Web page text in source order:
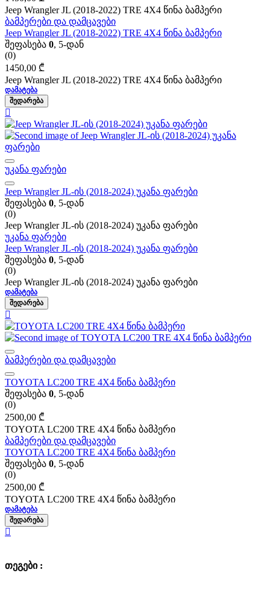
Jeep Wrangler JL (2018-2022) TRE 4X4 წინა ბამპერი
ბამპერები და დამცავები
Jeep Wrangler JL (2018-2022) TRE 4X4 წინა ბამპერი
შეფასება 0, 5-დან
(0)
1450,00 ₾
Jeep Wrangler JL (2018-2022) TRE 4X4 წინა ბამპერი
ᲓᲐᲛᲐᲢᲔᲑᲐ
ᲨᲔᲓᲐᲠᲔᲑᲐ
უკანა ფარები
Jeep Wrangler JL-ის (2018-2024) უკანა ფარები
შეფასება 0, 5-დან
(0)
Jeep Wrangler JL-ის (2018-2024) უკანა ფარები
უკანა ფარები
Jeep Wrangler JL-ის (2018-2024) უკანა ფარები
შეფასება 0, 5-დან
(0)
Jeep Wrangler JL-ის (2018-2024) უკანა ფარები
ᲓᲐᲛᲐᲢᲔᲑᲐ
ᲨᲔᲓᲐᲠᲔᲑᲐ
ბამპერები და დამცავები
TOYOTA LC200 TRE 4X4 წინა ბამპერი
შეფასება 0, 5-დან
(0)
2500,00 ₾
TOYOTA LC200 TRE 4X4 წინა ბამპერი
ბამპერები და დამცავები
TOYOTA LC200 TRE 4X4 წინა ბამპერი
შეფასება 0, 5-დან
(0)
2500,00 ₾
TOYOTA LC200 TRE 4X4 წინა ბამპერი
ᲓᲐᲛᲐᲢᲔᲑᲐ
ᲨᲔᲓᲐᲠᲔᲑᲐ
თეგები :